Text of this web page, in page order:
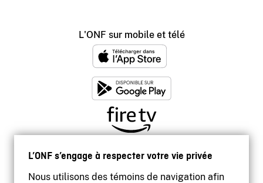
L’ONF s’engage à respecter votre vie privée
Nous utilisons des témoins de navigation afin
L'ONF sur mobile et télé